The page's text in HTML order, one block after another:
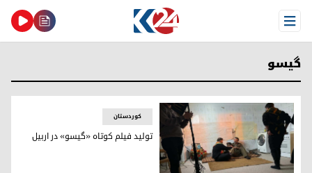
Open Menu
گیسو
کوردستان
تولید فیلم کوتاه «گیسو» در اربیل